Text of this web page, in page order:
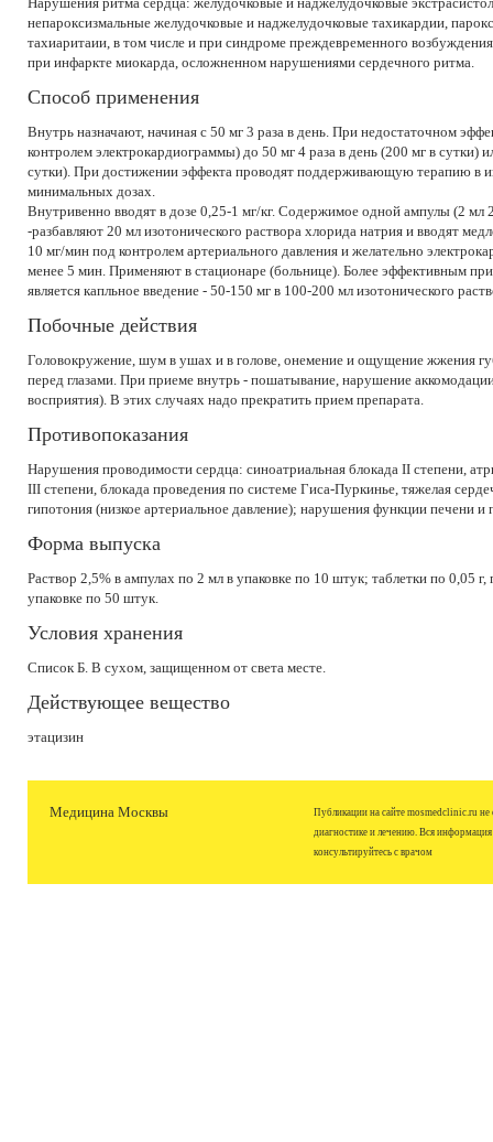
непароксизмальные желудочковые и наджелудочковые тахикардии,
тахиаритаии, в том числе и при синдроме преждевременного
при инфаркте миокарда, осложненном нарушениями сердечного ритма.
Способ применения
Внутрь назначают, начиная с 50 мг 3 раза в день. При недостаточном
контролем электрокардиограммы) до 50 мг 4 раза в день (200 мг в сутки)
сутки). При достижении эффекта проводят поддерживающую терапию в
минимальных дозах.
Внутривенно вводят в дозе 0,25-1 мг/кг. Содержимое одной ампулы (2 мл
-разбавляют 20 мл изотонического раствора хлорида натрия и вводят
10 мг/мин под контролем артериального давления и желательно
менее 5 мин. Применяют в стационаре (больнице). Более эффективным
является капльное введение - 50-150 мг в 100-200 мл изотонического
Побочные действия
Головокружение, шум в ушах и в голове, онемение и ощущение жжения
перед глазами. При приеме внутрь - пошатывание, нарушение
восприятия). В этих случаях надо прекратить прием препарата.
Противопоказания
Нарушения проводимости сердца: синоатриальная блокада II степени,
III степени, блокада проведения по системе Гиса-Пуркинье, тяжелая
гипотония (низкое артериальное давление); нарушения функции печени и
Форма выпуска
Раствор 2,5% в ампулах по 2 мл в упаковке по 10 штук; таблетки по 0,05
упаковке по 50 штук.
Условия хранения
Список Б. В сухом, защищенном от света месте.
Действующее вещество
этацизин
Медицина Москвы
Публикации на сайте mosmedclinic.ru не
диагностике и лечению. Вся
консультируйтесь с врачом